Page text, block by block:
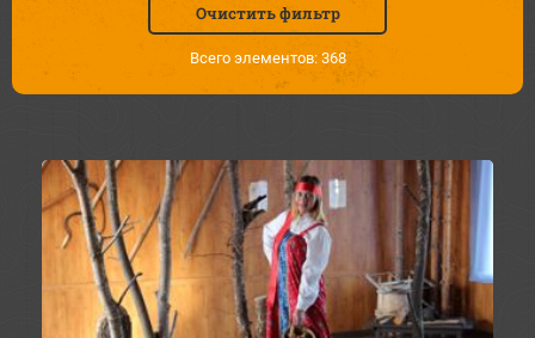
Очистить фильтр
Всего элементов: 368